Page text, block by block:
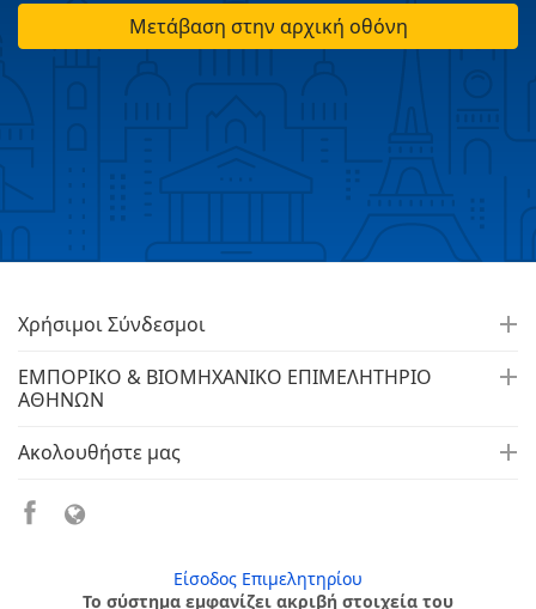
Μετάβαση στην αρχική οθόνη
Χρήσιμοι Σύνδεσμοι
ΕΜΠΟΡΙΚΟ & ΒΙΟΜΗΧΑΝΙΚΟ ΕΠΙΜΕΛΗΤΗΡΙΟ
ΑΘΗΝΩΝ
Ακολουθήστε μας
Είσοδος Επιμελητηρίου
Το σύστημα εμφανίζει ακριβή στοιχεία του